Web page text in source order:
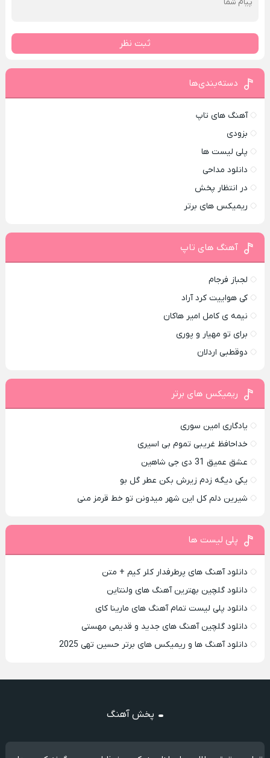
ثبت نظر
دسته‌بندی‌ها
آهنگ های تاپ
بزودی
پلی لیست ها
دانلود مداحی
در انتظار پخش
ریمیکس های برتر
آهنگ های تاپ
لجباز فرجام
کی هواییت کرد آراد
نیمه ی کامل امیر هاکان
برای تو مهیار و پوری
دوقطبی اردلان
ریمیکس های برتر
یادگاری امین سوری
خداحافظ غریبی تموم بی اسیری
عشق عمیق 31 دی جی شاهین
یکی دیگه زدم زیرش بکن عطر گل بو
شیرین دلم کل این شهر میدونن تو خط قرمز منی
پلی لیست ها
دانلود آهنگ های پرطرفدار کلر کیم + متن
دانلود گلچین بهترین آهنگ های ولنتاین
دانلود پلی لیست تمام آهنگ های مارینا کای
دانلود گلچین آهنگ های جدید و قدیمی مهستی
دانلود آهنگ ها و ریمیکس های برتر حسین تهی 2025
پخش آهنگ